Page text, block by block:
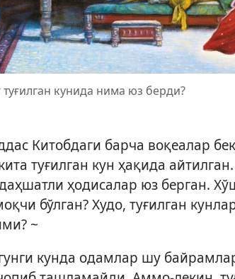
кунида нима юз берди?
Китобдаги барча воқеалар
туғилган кун ҳақида
ҳодисалар юз берган.
бўлган? Худо, туғилган
~
кунда одамлар шу